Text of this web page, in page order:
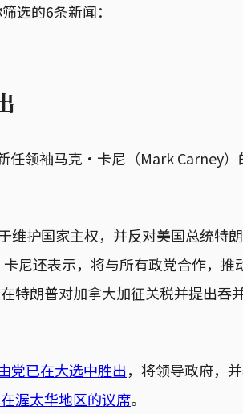
选的6条新闻：
领袖马克・卡尼（Mark Carney）
维护国家主权，并反对美国总统特
尼还表示，将与所有政党合作，推
特朗普对加拿大加征关税并提出吞
党已在大选中胜出，将领导政府，
渥太华地区的议席。